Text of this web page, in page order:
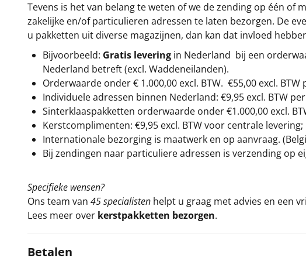
Tevens is het van belang te weten of we de zending op één
zakelijke en/of particulieren adressen te laten bezorgen. De
u pakketten uit diverse magazijnen, dan kan dat invloed
Bijvoorbeeld: Gratis levering in Nederland bij een
Nederland betreft (excl. Waddeneilanden).
Orderwaarde onder € 1.000,00 excl. BTW. €55,00 excl. BTW
Individuele adressen binnen Nederland: €9,95 excl. BTW
Sinterklaaspakketten orderwaarde onder €1.000,00 excl.
Kerstcomplimenten: €9,95 excl. BTW voor centrale
Internationale bezorging is maatwerk en op aanvraag.
Bij zendingen naar particuliere adressen is verzending op
Specifieke wensen?
Ons team van 45 specialisten helpt u graag met advies en een
Lees meer over kerstpakketten bezorgen.
Betalen